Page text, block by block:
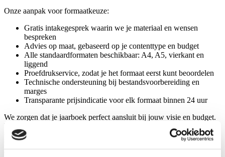
Onze aanpak voor formaatkeuze:
Gratis intakegesprek waarin we je materiaal en wensen
bespreken
Advies op maat, gebaseerd op je contenttype en budget
Alle standaardformaten beschikbaar: A4, A5, vierkant en
liggend
Proefdrukservice, zodat je het formaat eerst kunt beoordelen
Technische ondersteuning bij bestandsvoorbereiding en
marges
Transparante prijsindicatie voor elk formaat binnen 24 uur
We zorgen dat je jaarboek perfect aansluit bij jouw visie en budget.
Van het bepalen van de ideale afmetingen tot de uiteindelijke
productie: je krijgt persoonlijke begeleiding bij elke stap. Als je wilt
, vraag dan vandaag nog een